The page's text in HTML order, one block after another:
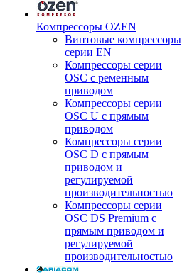
Компрессоры OZEN
Винтовые компрессоры
серии EN
Компрессоры серии
OSC с ременным
приводом
Компрессоры серии
OSC U с прямым
приводом
Компрессоры серии
OSC D с прямым
приводом и
регулируемой
производительностью
Компрессоры серии
OSC DS Premium с
прямым приводом и
регулируемой
производительностью